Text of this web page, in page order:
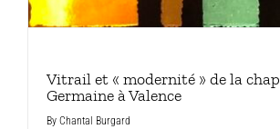
Vitrail et « modernité » de la
Germaine à Valence
By Chantal Burgard